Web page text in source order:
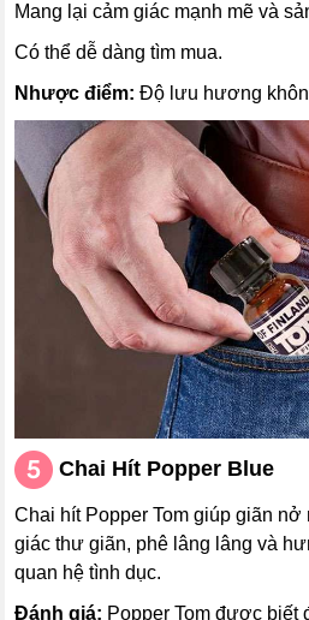
Mang lại cảm giác mạnh mẽ và
Có thể dễ dàng tìm mua.
Nhược điểm: Độ lưu hương
Chai Hít Popper Blue
Chai hít Popper Tom giúp giãn nở
giác thư giãn, phê lâng lâng và
quan hệ tình dục.
Đánh giá: Popper Tom được biết